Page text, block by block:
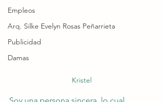
Empleos
Arq. Silke Evelyn Rosas Peñarrieta
Publicidad
Damas
Kristel